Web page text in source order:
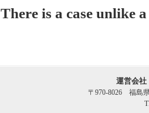
There is a case unlike
運営会
〒970-8026 福島